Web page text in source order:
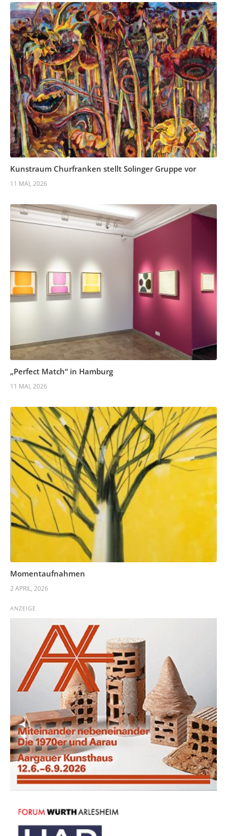
Kunstraum Churfranken stellt Solinger Gruppe vor
11 MAI, 2026
„Perfect Match“ in Hamburg
11 MAI, 2026
Momentaufnahmen
2 APRIL, 2026
ANZEIGE